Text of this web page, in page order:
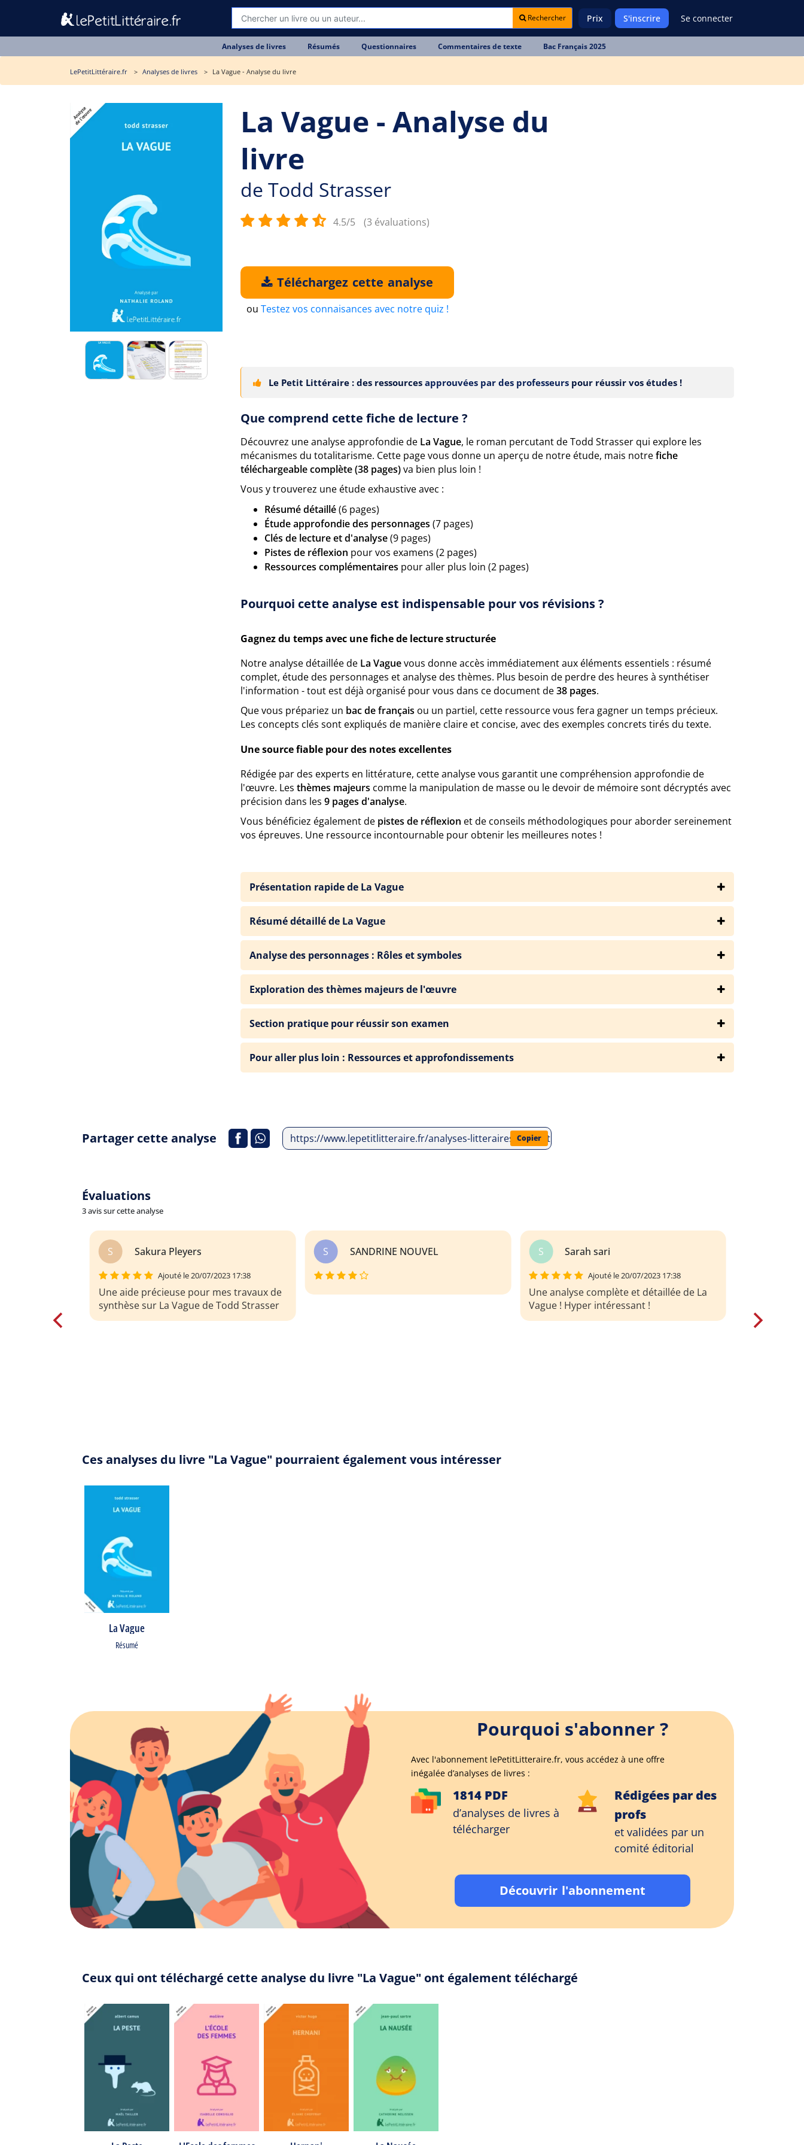
Rechercher Prix S'inscrire Se connecter
Analyses de livres Résumés Questionnaires Commentaires de texte Bac Français 2025
LePetitLittéraire.fr Analyses de livres La Vague - Analyse du livre
La Vague - Analyse du
livre
de Todd Strasser
4.5/5 (3 évaluations)
Téléchargez cette analyse
ou Testez vos connaisances avec notre quiz !
Le Petit Littéraire : des ressources approuvées par des professeurs pour réussir vos études !
Que comprend cette fiche de lecture ?
Découvrez une analyse approfondie de La Vague, le roman percutant de Todd Strasser qui explore les
mécanismes du totalitarisme. Cette page vous donne un aperçu de notre étude, mais notrefiche
téléchargeable complète (38 pages)va bien plus loin !
Vous y trouverez une étude exhaustive avec :
Résumé détaillé(6 pages)
Étude approfondie des personnages (7 pages)
Clés de lecture et d'analyse(9 pages)
Pistes de réflexion pour vos examens (2 pages)
Ressources complémentaires pour aller plus loin (2 pages)
Pourquoi cette analyse est indispensable pour vos révisions ?
Gagnez du temps avec une fiche de lecture structurée
Notre analyse détaillée de La Vaguevous donne accès immédiatement aux éléments essentiels : résumé
complet, étude des personnages et analyse des thèmes. Plus besoin de perdre des heures à synthétiser
l'information - tout est déjà organisé pour vous dans ce document de38 pages.
Que vous prépariez un bac de français ou un partiel, cette ressource vous fera gagner un temps précieux.
Les concepts clés sont expliqués de manière claire et concise, avec des exemples concrets tirés du texte.
Une source fiable pour des notes excellentes
Rédigée par des experts en littérature, cette analyse vous garantit une compréhension approfondie de
l'œuvre. Les thèmes majeurs comme la manipulation de masse ou le devoir de mémoire sont décryptés avec
précision dans les 9 pages d'analyse.
Vous bénéficiez également de pistes de réflexion et de conseils méthodologiques pour aborder sereinement
vos épreuves. Une ressource incontournable pour obtenir les meilleures notes !
Présentation rapide de La Vague
Résumé détaillé de La Vague
Analyse des personnages : Rôles et symboles
Exploration des thèmes majeurs de l'œuvre
Section pratique pour réussir son examen
Pour aller plus loin : Ressources et approfondissements
Partager cette analyse https://www.lepetitlitteraire.fr/analyses-litteraires/todd-strasser/la-vague/analyse-du-livre
Copier
Évaluations
3 avis sur cette analyse
S SANDRINE NOUVEL S Sarah sari
Une analyse complète et détaillée de La
Ces analyses du livre "La Vague" pourraient également vous intéresser
La Vague
Résumé
Pourquoi s'abonner ?
Avec l'abonnement lePetitLitteraire.fr, vous accédez à une offre
inégalée d’analyses de livres :
1814 PDF
d’analyses de livres à
télécharger
Rédigées par des
profs
et validées par un
comité éditorial
Découvrir l'abonnement
Ceux qui ont téléchargé cette analyse du livre "La Vague" ont également téléchargé